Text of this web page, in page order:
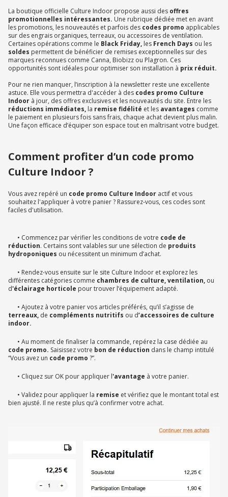
La boutique officielle Culture Indoor propose aussi des offres
promotionnelles intéressantes. Une rubrique dédiée met en avant
les promotions, les nouveautés et parfois des codes promo applicables
sur des engrais organiques, terreaux, ou accessoires de ventilation.
Certaines opérations comme le Black Friday, les French Days ou les
soldes permettent de bénéficier de remises exceptionnelles sur des
marques reconnues comme Canna, Biobizz ou Plagron. Ces
opportunités sont idéales pour optimiser son installation à prix réduit.
Pour ne rien manquer, l’inscription à la newsletter reste une excellente
astuce. Elle vous permettra d'accéder à des codes promo Culture
Indoor à jour, des offres exclusives et les nouveautés du site. Entre les
réductions immédiates, la remise fidélité et les avantages comme
le paiement en plusieurs fois sans frais, chaque achat devient plus malin.
Une façon efficace d’équiper son espace tout en maîtrisant votre budget.
Comment profiter d’un code promo
Culture Indoor ?
Vous avez repéré un code promo Culture Indoor actif et vous
souhaitez l'appliquer à votre panier ? Rassurez-vous, ces codes sont
faciles d'utilisation.
• Commencez par vérifier les conditions de votre code de
réduction. Certains sont valables sur une sélection de produits
hydroponiques ou nécessitent un minimum d’achat.
• Rendez-vous ensuite sur le site Culture Indoor et explorez les
différentes catégories comme chambres de culture, ventilation, ou
d'éclairage horticole pour trouver l’équipement adapté.
• Ajoutez à votre panier vos articles préférés, qu’il s’agisse de
terreaux, de compléments nutritifs ou d’accessoires de culture
indoor.
• Au moment de finaliser la commande, repérez la case dédiée au
code promo. Saisissez votre bon de réduction dans le champ intitulé
“Vous avez un code promo ?”.
• Cliquez sur OK pour appliquer l'avantage à votre panier.
• Validez pour appliquer la remise et vérifiez que le montant total est
bien ajusté. Il ne reste plus qu’à confirmer votre achat.